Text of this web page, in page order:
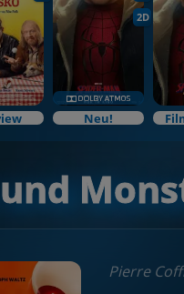
2D
Neu!
Pierre